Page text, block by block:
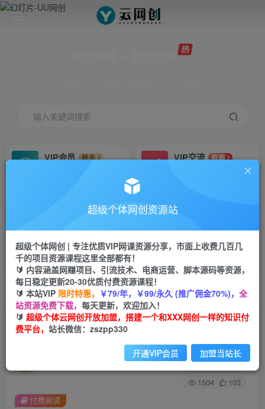
输入关键词搜索
VIP会员
抢先
VIP交流
群聊
研究探讨更多创业项目路子。
会员专属推广链接
招募站长
挂机
项目
脚本卡密
APP下载
GO
首页 创业课程 会员专属 正文
（6436期）美女号升级玩法，利用虚拟资源变
现，日入600+（教程+素材）
关注 私信
1504 103
付费阅读
超级个体网创资源站
超级个体网创 | 专注优质VIP网课资源分享，市面上收费几百几
千的项目资源课程这里全部都有！
🔰 内容涵盖网赚项目、引流技术、电商运营、脚本源码等资源，
每日稳定更新20-30优质付费资源课程！
🔰 本站VIP 限时特惠， ￥79/年，￥99/永久 (推广佣金70%)， 全
站资源免费下载， 每天更新，欢迎加入！
🔰 超级个体云网创开放加盟，搭建一个和XXX网创一样的知识付
费平台， 站长微信：zszpp330
开通VIP会员 加盟当站长